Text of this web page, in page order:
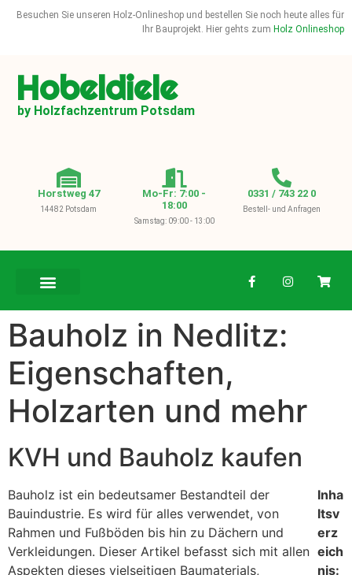
Besuchen Sie unseren Holz-Onlineshop und bestellen Sie noch heute alles für
Ihr Bauprojekt. Hier gehts zum Holz Onlineshop
Hobeldiele
by Holzfachzentrum Potsdam
Horstweg 47
14482 Potsdam
Mo-Fr: 7:00 -
18:00
Samstag: 09:00 - 13:00
0331 / 743 22 0
Bestell- und Anfragen
Bauholz in Nedlitz:
Eigenschaften,
Holzarten und mehr
KVH und Bauholz kaufen
Bauholz ist ein bedeutsamer Bestandteil der
Bauindustrie. Es wird für alles verwendet, von
Rahmen und Fußböden bis hin zu Dächern und
Verkleidungen. Dieser Artikel befasst sich mit allen
Aspekten dieses vielseitigen Baumaterials,
Inha
ltsv
erz
eich
nis: